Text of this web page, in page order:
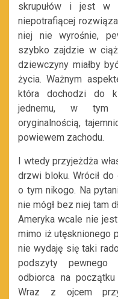
skrupułów i jest w
niepotrafiącej
niej nie wyrośnie,
szybko zajdzie w
dziewczyny miałby
życia. Ważnym
która dochodzi do
jednemu, w tym
oryginalnością,
powiewem zachodu.
I wtedy przyjeżdża
drzwi bloku. Wrócił
o tym nikogo. Na
nie mógł bez niej tam
Ameryka wcale nie
mimo iż utęsknionego
nie wydaję się taki
podszyty pewnego
odbiorca na
Wraz z ojcem